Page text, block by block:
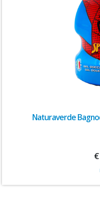
Naturaverde